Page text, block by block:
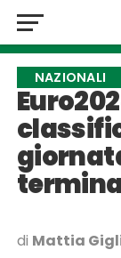
NAZIONALI
di Mattia